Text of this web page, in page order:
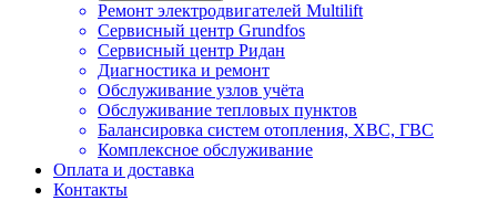
Ремонт электродвигателей Multilift
Сервисный центр Grundfos
Сервисный центр Ридан
Диагностика и ремонт
Обслуживание узлов учёта
Обслуживание тепловых пунктов
Балансировка систем отопления, ХВС, ГВС
Комплексное обслуживание
Оплата и доставка
Контакты